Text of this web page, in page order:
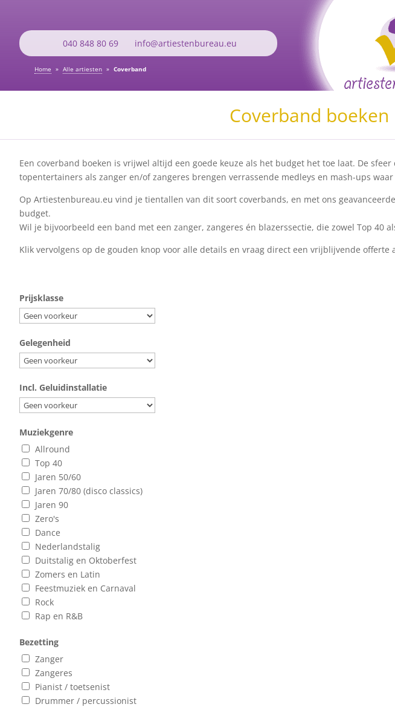
040 848 80 69 info@artiestenbureau.eu
Home » Alle artiesten » Coverband
Coverband
Een coverband boeken is vrijwel altijd een goede keuze als het budget het toe laat. De
topentertainers als zanger en/of zangeres brengen verrassende medleys en mash-ups
Op Artiestenbureau.eu vind je tientallen van dit soort coverbands, en met ons
budget.
Wil je bijvoorbeeld een band met een zanger, zangeres én blazerssectie, die zowel Top
Klik vervolgens op de gouden knop voor alle details en vraag direct een vrijblijvende
Prijsklasse
Gelegenheid
Incl. Geluidinstallatie
Muziekgenre
Allround
Top 40
Jaren 50/60
Jaren 70/80 (disco classics)
Jaren 90
Zero's
Dance
Nederlandstalig
Duitstalig en Oktoberfest
Zomers en Latin
Feestmuziek en Carnaval
Rock
Rap en R&B
Bezetting
Zanger
Zangeres
Pianist / toetsenist
Drummer / percussionist